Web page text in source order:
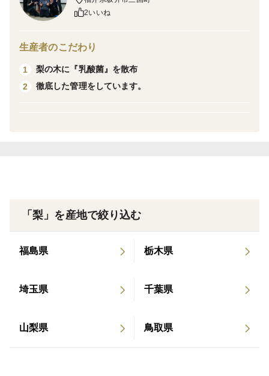
2いいね
生産者のこだわり
1
梨の木に『乳酸菌』を散布
2
徹底した管理をしています。
「梨」を産地で絞り込む
福島県 栃木県
埼玉県 千葉県
山梨県 鳥取県